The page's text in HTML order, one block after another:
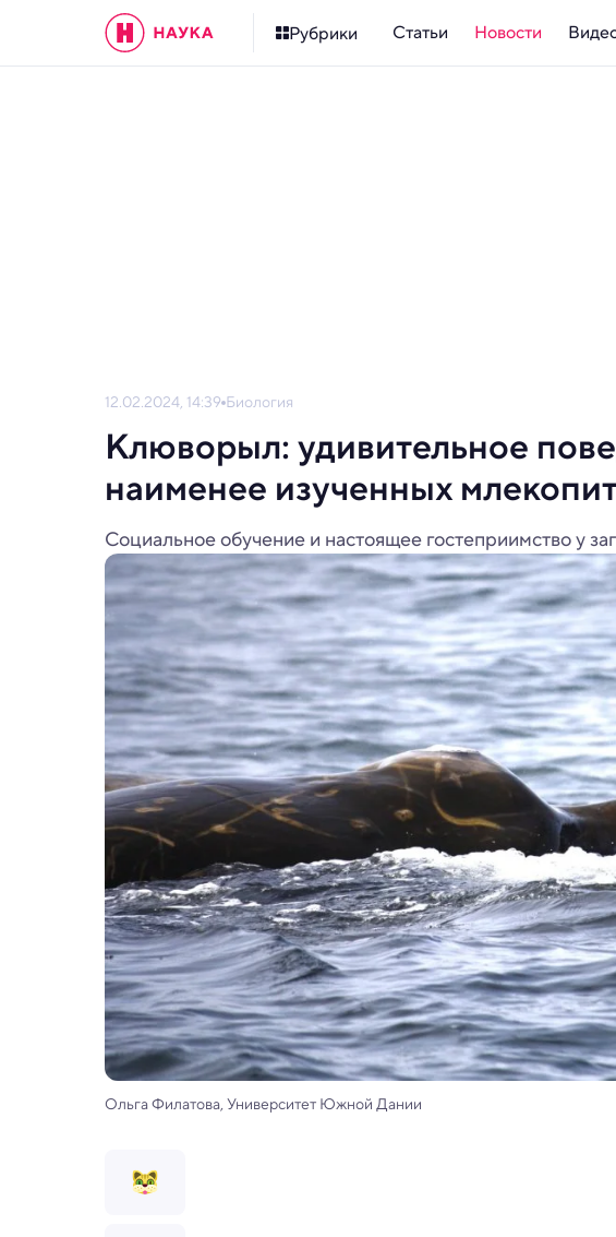
Рубрики Статьи Новости
12.02.2024, 14:39 Биология
Клюворыл: удивительное
наименее изученных
Социальное обучение и настоящее гостеприимство у
Ольга Филатова, Университет Южной Дании